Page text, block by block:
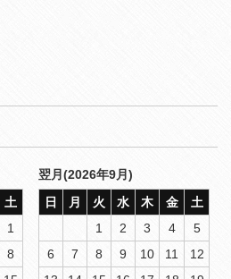
土
1
8
翌月(2026年9月)
日
月 火 水 木 金
土
1
2 3 4
5
6
7 8 9 10 11
12